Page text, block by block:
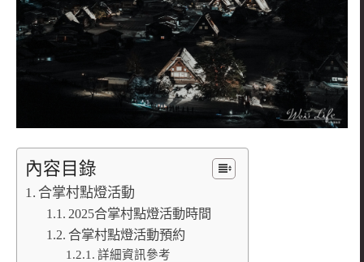
內容目錄
合掌村點燈活動
2025合掌村點燈活動時間
合掌村點燈活動預約
詳細資訊參考